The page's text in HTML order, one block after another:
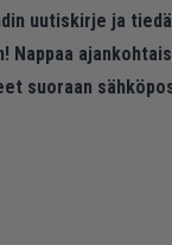
uutiskirje ja
Nappaa
suoraan